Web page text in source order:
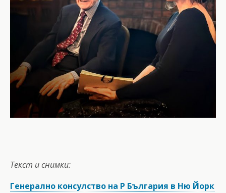
Текст и снимки:
Генерално консулство на Р България в Ню Йорк